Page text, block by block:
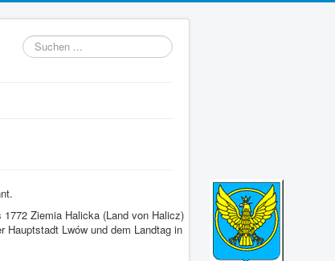
Suchen
...
Ziemia Halicka (Land von Halicz)
Hauptstadt Lwów und dem Landtag in